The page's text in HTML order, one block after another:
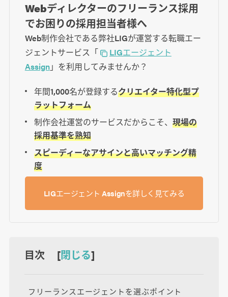
Webディレクターのフリーランス採用
でお困りの採用担当者様へ
Web制作会社である弊社LIGが運営する転職エー
ジェントサービス「
LIGエージェント
Assign」を利用してみませんか？
年間1,000名が登録するクリエイター特化型プ
ラットフォーム
制作会社運営のサービスだからこそ、 現場の
採用基準を熟知
スピーディーなアサインと高いマッチング精
度
LIGエージェント Assignを詳しく見てみる
目次 [閉じる]
フリーランスエージェントを選ぶポイント